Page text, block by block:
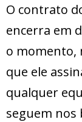
O contrato
encerra em
o momento,
que ele
qualquer
seguem nos